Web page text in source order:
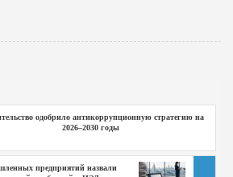
одобрило антикоррупционную стратегию на
2026–2030 годы
предприятий назвали